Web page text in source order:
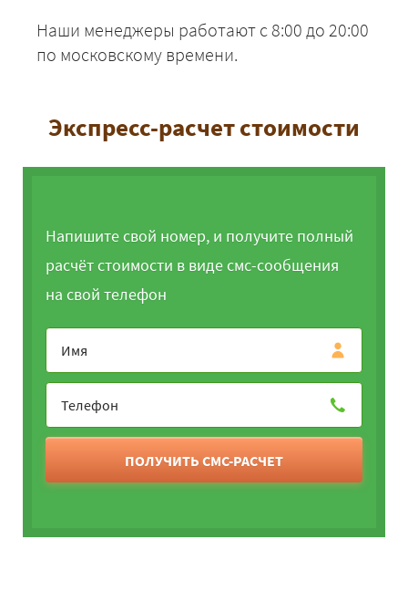
Наши менеджеры работают с 8:00 до 20:00
по московскому времени.
Экспресс-расчет стоимости
Напишите свой номер, и получите полный
расчёт стоимости в виде смс-сообщения
на свой телефон
ПОЛУЧИТЬ СМС-РАСЧЕТ